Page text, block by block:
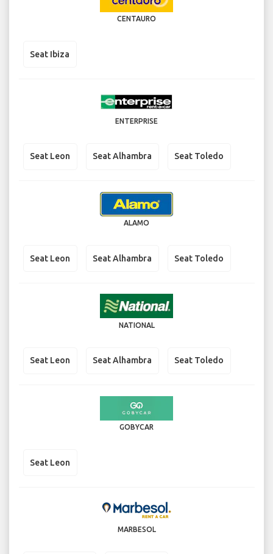
CENTAURO
Seat Ibiza
ENTERPRISE
Seat Leon Seat Alhambra Seat Toledo
ALAMO
Seat Leon Seat Alhambra Seat Toledo
NATIONAL
Seat Leon Seat Alhambra Seat Toledo
GOBYCAR
Seat Leon
MARBESOL